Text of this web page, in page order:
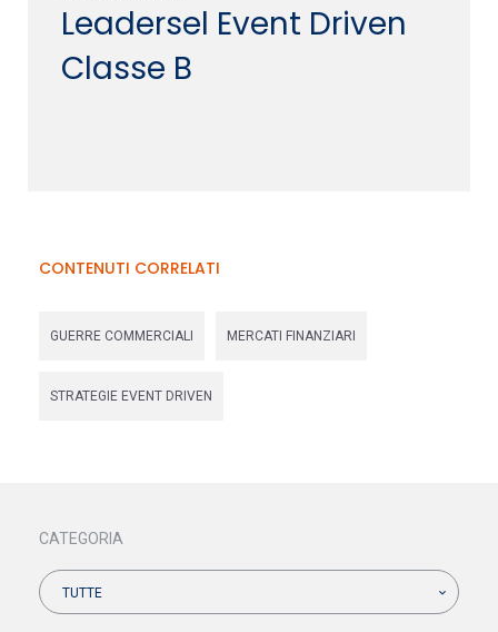
Leadersel Event Driven
Classe B
CONTENUTI CORRELATI
GUERRE COMMERCIALI MERCATI FINANZIARI
STRATEGIE EVENT DRIVEN
CATEGORIA
TUTTE